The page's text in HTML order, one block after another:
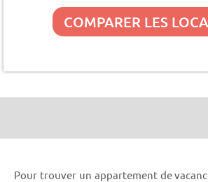
COMPARER LES
Pour trouver un appartement de